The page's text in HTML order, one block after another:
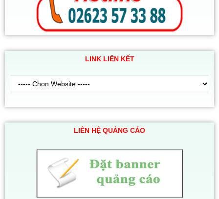
LINK LIÊN KẾT
LIÊN HỆ QUẢNG CÁO